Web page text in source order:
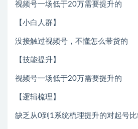
视频号一场低于20万需要提升的
【小白人群】
没接触过视频号，不懂怎么带货的
【技能提升】
视频号一场低于20万需要提升的
【逻辑梳理】
缺乏从0到1系统梳理提升的对起号比